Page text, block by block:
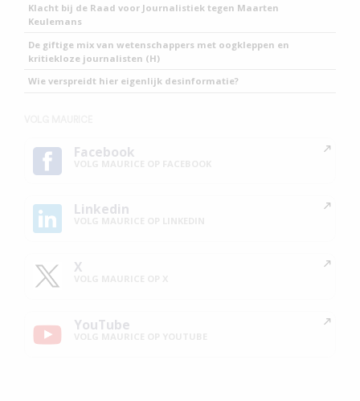
Klacht bij de Raad voor Journalistiek tegen Maarten
Keulemans
De giftige mix van wetenschappers met oogkleppen en
kritiekloze journalisten (H)
Wie verspreidt hier eigenlijk desinformatie?
Facebook
Linkedin
X
YouTube